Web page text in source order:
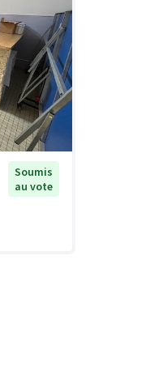
Soumis
au vote